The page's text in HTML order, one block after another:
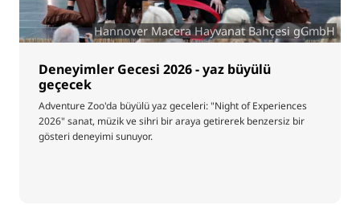
Hannover Macera Hayvanat Bahçesi gGmbH
Deneyimler Gecesi 2026 - yaz büyülü
geçecek
Adventure Zoo'da büyülü yaz geceleri: "Night of Experiences
2026" sanat, müzik ve sihri bir araya getirerek benzersiz bir
gösteri deneyimi sunuyor.